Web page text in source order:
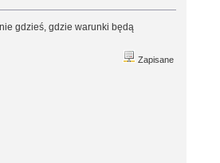
gdzieś, gdzie warunki będą
Zapisane